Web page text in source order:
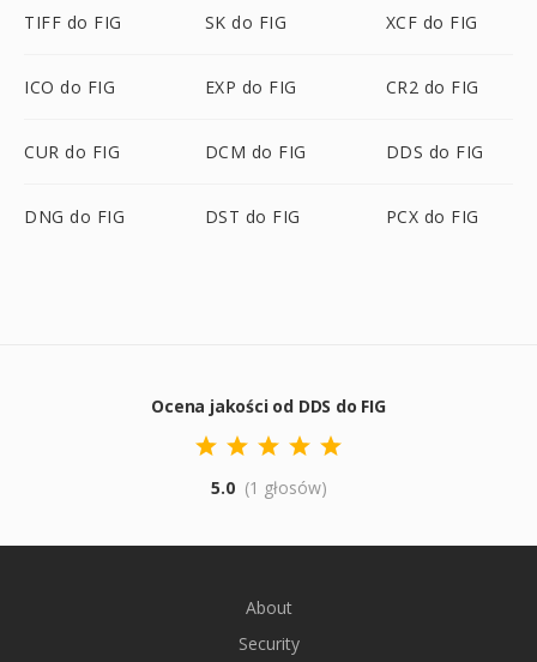
TIFF do FIG SK do FIG XCF do FIG
ICO do FIG EXP do FIG CR2 do FIG
CUR do FIG DCM do FIG DDS do FIG
DNG do FIG DST do FIG PCX do FIG
Ocena jakości od DDS do FIG
5.0 (1 głosów)
About
Security